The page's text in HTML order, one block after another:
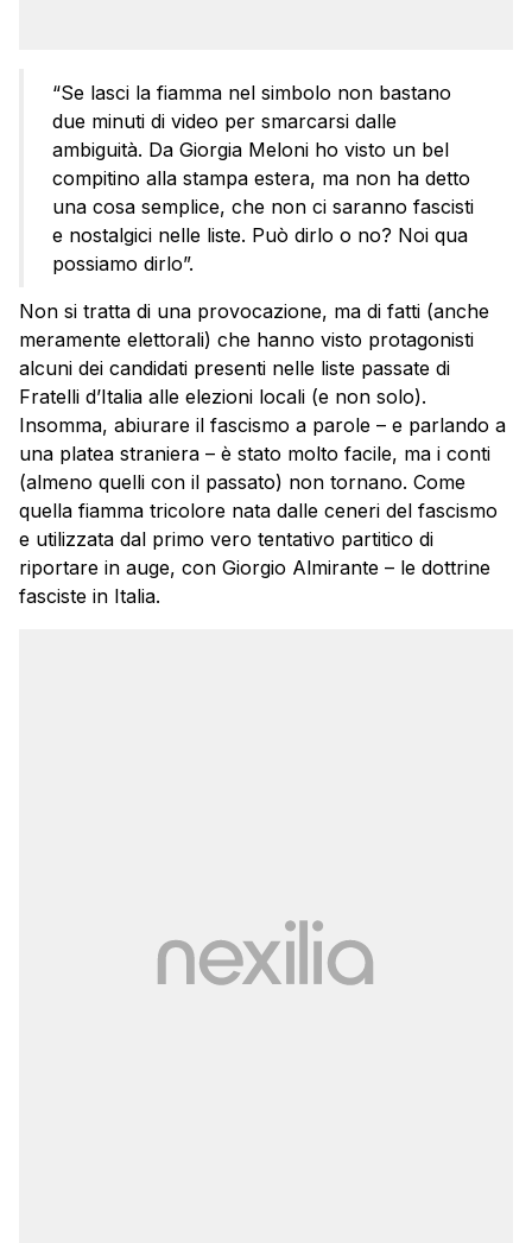
“Se lasci la fiamma nel simbolo non bastano
due minuti di video per smarcarsi dalle
ambiguità. Da Giorgia Meloni ho visto un bel
compitino alla stampa estera, ma non ha detto
una cosa semplice, che non ci saranno fascisti
e nostalgici nelle liste. Può dirlo o no? Noi qua
possiamo dirlo”.
Non si tratta di una provocazione, ma di fatti (anche
meramente elettorali) che hanno visto protagonisti
alcuni dei candidati presenti nelle liste passate di
Fratelli d’Italia alle elezioni locali (e non solo).
Insomma, abiurare il fascismo a parole – e parlando a
una platea straniera – è stato molto facile, ma i conti
(almeno quelli con il passato) non tornano. Come
quella fiamma tricolore nata dalle ceneri del fascismo
e utilizzata dal primo vero tentativo partitico di
riportare in auge, con Giorgio Almirante – le dottrine
fasciste in Italia.